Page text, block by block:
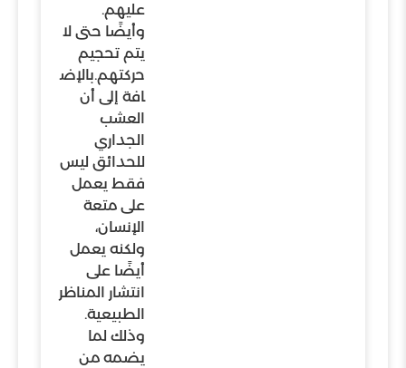
عليهم.
وأيضًا حتى لا
يتم تحجيم
حركتهم.بالإض
افة إلى أن
العشب
الجداري
للحدائق ليس
فقط يعمل
على متعة
الإنسان،
ولكنه يعمل
أيضًا على
انتشار المناظر
الطبيعية.
وذلك لما
يضمه من